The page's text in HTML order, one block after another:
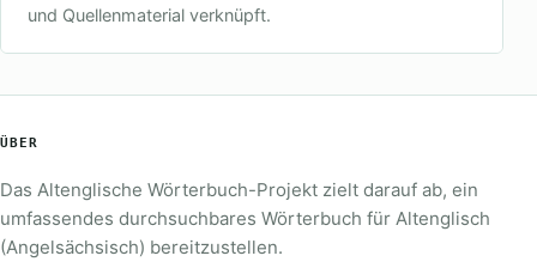
und Quellenmaterial verknüpft.
ÜBER
Das Altenglische Wörterbuch-Projekt zielt darauf ab, ein
umfassendes durchsuchbares Wörterbuch für Altenglisch
(Angelsächsisch) bereitzustellen.